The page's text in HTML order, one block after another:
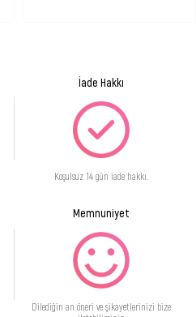
İade Hakkı
Koşulsuz 14 gün iade hakkı.
Memnuniyet
Dilediğin an öneri ve şikayetlerinizi bize